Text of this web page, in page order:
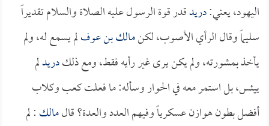
اليهود، يعني:دريدقدر قوة الرسول عليه الصلاة والسلام تقديراً
سليماً وقال الرأي الأصوب، لكنمالك بن عوفلم يسمع له، ولم
يأخذ بمشورته، ولم يكن يرى غير رأيه فقط، ومع ذلكدريدلم
ييئس، بل استمر معه في الحوار وسأله: ما فعلت كعب وكلاب
أفضل بطون هوازن عسكرياً وفيهم العدد والعدة؟ قالمالك: لم